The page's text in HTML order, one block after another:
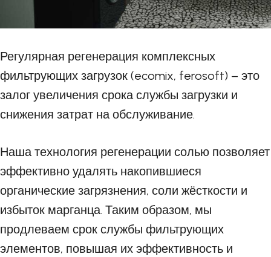
Регулярная регенерация комплексных
фильтрующих загрузок (ecomix, ferosoft) – это
залог увеличения срока службы загрузки и
снижения затрат на обслуживание.
Наша технология регенерации солью позволяет
эффективно удалять накопившиеся
органические загрязнения, соли жёсткости и
избыток марганца. Таким образом, мы
продлеваем срок службы фильтрующих
элементов, повышая их эффективность и